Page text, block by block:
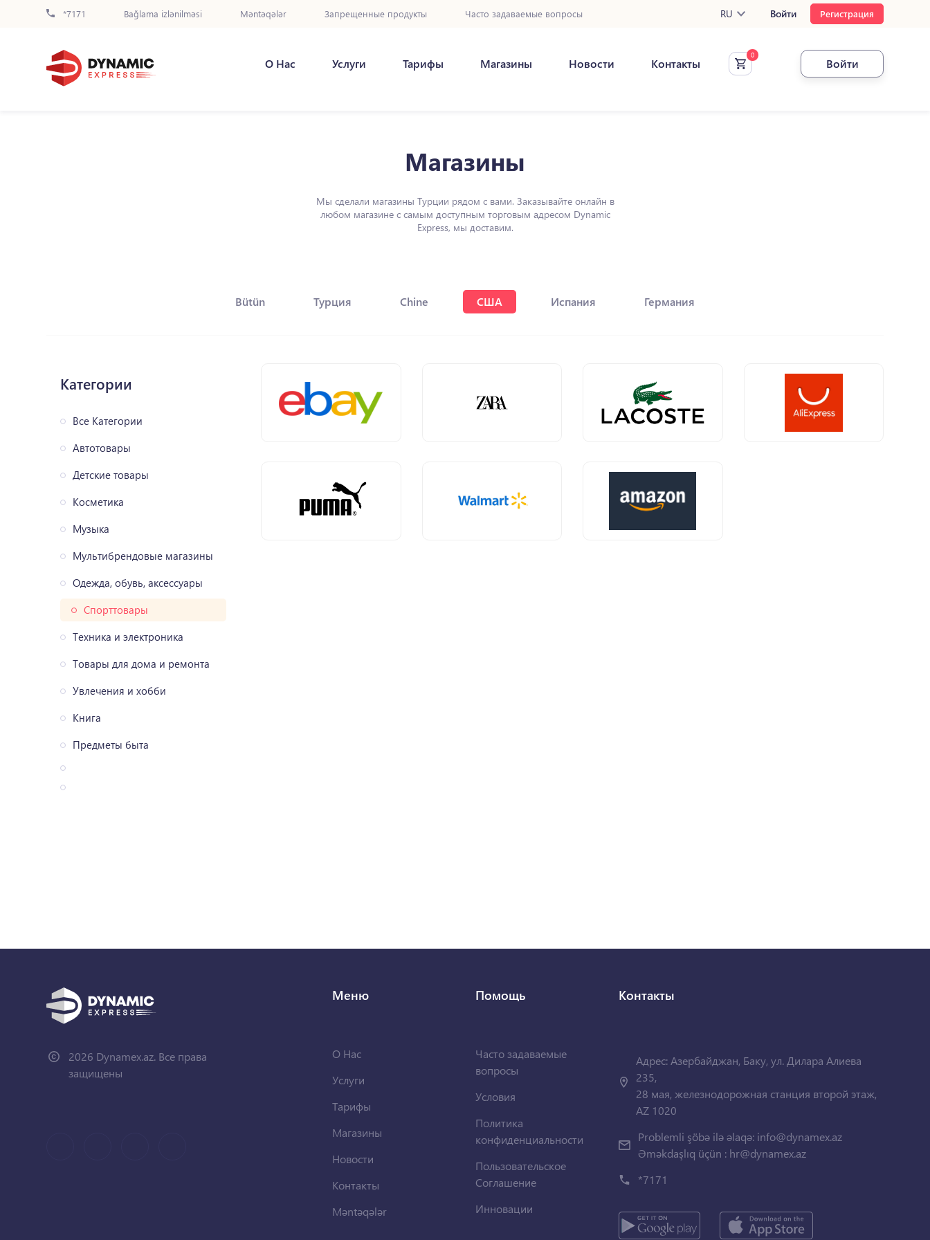
*7171 Bağlama izlənilməsi Məntəqələr Запрещенные продукты Часто задаваемые вопросы RU Войти Регистрация
О Нас Услуги Тарифы Магазины Новости Контакты Войти
Магазины
Мы сделали магазины Турции рядом с вами. Заказывайте онлайн в
любом магазине с самым доступным торговым адресом Dynamic
Express, мы доставим.
Bütün Турция Chine США Испания Германия
Категории
Все Категории
Автотовары
Детские товары
Косметика
Музыка
Мультибрендовые магазины
Одежда, обувь, аксессуары
Спорттовары
Техника и электроника
Товары для дома и ремонта
Увлечения и хобби
Книга
Предметы быта
2026 Dynamex.az. Все права
защищены
Меню
О Нас
Услуги
Тарифы
Магазины
Новости
Контакты
Məntəqələr
Помощь
Часто задаваемые
вопросы
Условия
Политика
конфиденциальности
Пользовательское
Соглашение
Инновации
Контакты
Адрес: Азербайджан, Баку, ул. Дилара Алиева
235,
28 мая, железнодорожная станция второй этаж,
AZ 1020
Problemli şöbə ilə əlaqə: info@dynamex.az
Əməkdaşlıq üçün : hr@dynamex.az
*7171